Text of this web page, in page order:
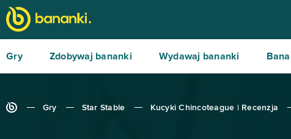
Gry Zdobywaj bananki Wydawaj bananki
Gry Star Stable Kucyki Chincoteague | Recenzja